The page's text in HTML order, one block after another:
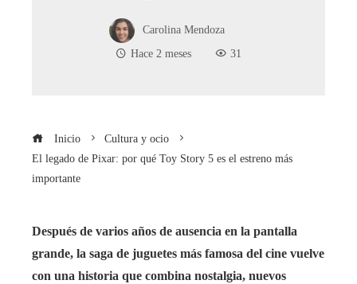
Carolina Mendoza
Hace 2 meses
31
Inicio
Cultura y ocio
El legado de Pixar: por qué Toy Story 5 es el estreno más
importante
Después de varios años de ausencia en la pantalla
grande, la saga de juguetes más famosa del cine vuelve
con una historia que combina nostalgia, nuevos